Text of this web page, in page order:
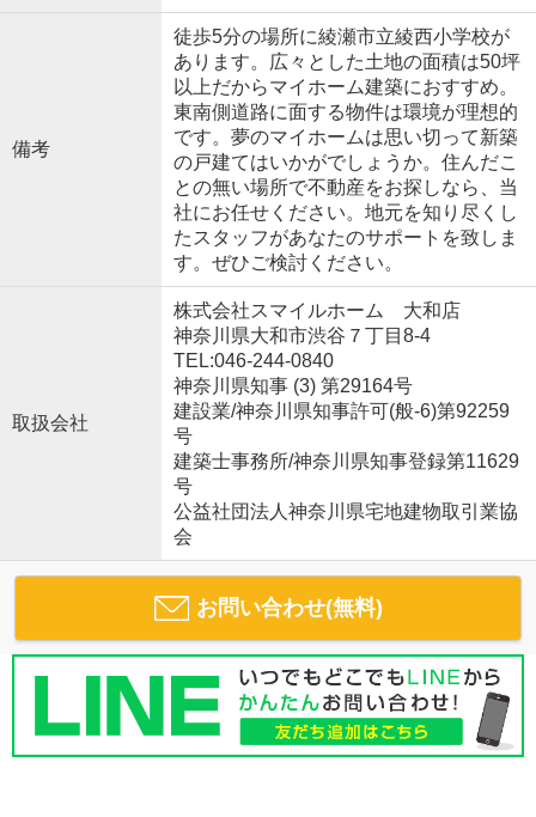
備考
徒歩5分の場所に綾瀬市立綾西小学校が
あります。広々とした土地の面積は50坪
以上だからマイホーム建築におすすめ。
東南側道路に面する物件は環境が理想的
です。夢のマイホームは思い切って新築
の戸建てはいかがでしょうか。住んだこ
との無い場所で不動産をお探しなら、当
社にお任せください。地元を知り尽くし
たスタッフがあなたのサポートを致しま
す。ぜひご検討ください。
取扱会社
株式会社スマイルホーム 大和店
神奈川県大和市渋谷７丁目8-4
TEL:046-244-0840
神奈川県知事 (3) 第29164号
建設業/神奈川県知事許可(般-6)第92259
号
建築士事務所/神奈川県知事登録第11629
号
公益社団法人神奈川県宅地建物取引業協
会
お問い合わせ(無料)